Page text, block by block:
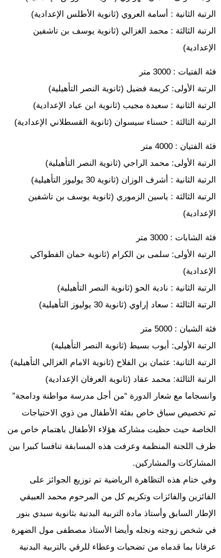
الرتبة الثانية : أسامة العروي (ثانوية الأطلس الإعدادية)
الرتبة الثالثة : محمد الغزالي (ثانوية يوسف بن تاشفين
الإعدادية)
فئة الفتيات : 3000 متر
الرتبة الأولى: كريمة فضيل (ثانوية النصر التأهيلية)
الرتبة الثانية : سعيدة مجيب (ثانوية ابن عباد الإعدادية)
الرتبة الثالثة : حسناء سيسوان (ثانوية القسطلاني الإعدادية)
فئة الفتيان : 4000 متر
الرتبة الأولى: محمد الراجي (ثانوية النصر التأهيلية)
الرتبة الثانية : أشرف الوزان (ثانوية 30 يوليوز التأهيلية)
الرتبة الثالثة : ياسين الزموري (ثانوية يوسف بن تاشفين
الإعدادية)
فئة الشابات : 3000 متر
الرتبة الأولى: سلمى بن الكرام (ثانوية حمان الفطواكي
الإعدادية)
الرتبة الثانية : نادية الحو (ثانوية النصر التأهيلية)
الرتبة الثالثة : سعاد إراوي (ثانوية 30 يوليوز التأهيلية)
فئة الشبان : 5000 متر
الرتبة الأولى: أيوب بسيط (ثانوية النصر التأهيلية)
الرتبة الثانية: عثمان بن الفلاح (ثانوية الامام الغزالي التأهيلية)
الرتبة الثالثة: محمد عقاد (ثانوية العرفان الإعدادية)
وانسجاما مع شعار الدورة “من أجل مدرسة مواطنة ودامجة”
ثم تخصيص سباق خاص بفئة الأطفال من ذوي الاحتياجات
الخاصة حيث حظيت مشاركة هؤلاء الأطفال باهتمام خاص من
طرف اللجنة المنظمة وعرفت هذه المسابقة تنافسا كبيرا بين
المشاركات والمشاركين.
وفي ختام هذه التظاهرة الرياضية تم توزيع الجوائز على
الفائزين والفائزات وتكريم كل من المرحوم محمد العبيقي
الإطار السابق وأستاذ مادة التربية البدنية بثانوية سيدي بنور
في شخص زوجته ونجله وأيضا الأستاذ مصطفى مول الضهرة
عرفانا بما قدماه من تضحيات وعطاء للرقي بالتربية البدنية